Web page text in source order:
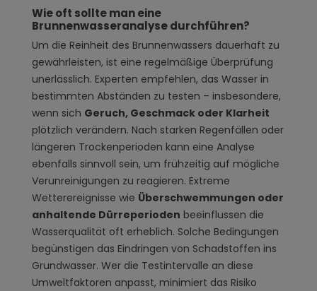
Wie oft sollte man eine
Brunnenwasseranalyse durchführen?
Um die Reinheit des Brunnenwassers dauerhaft zu
gewährleisten, ist eine regelmäßige Überprüfung
unerlässlich. Experten empfehlen, das Wasser in
bestimmten Abständen zu testen – insbesondere,
wenn sich Geruch, Geschmack oder Klarheit
plötzlich verändern. Nach starken Regenfällen oder
längeren Trockenperioden kann eine Analyse
ebenfalls sinnvoll sein, um frühzeitig auf mögliche
Verunreinigungen zu reagieren. Extreme
Wetterereignisse wie Überschwemmungen oder
anhaltende Dürreperioden beeinflussen die
Wasserqualität oft erheblich. Solche Bedingungen
begünstigen das Eindringen von Schadstoffen ins
Grundwasser. Wer die Testintervalle an diese
Umweltfaktoren anpasst, minimiert das Risiko